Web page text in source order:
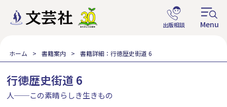
ホーム 書籍案内 書籍詳細：行徳歴史街道 6
行徳歴史街道 6
人──この素晴らしき生きもの